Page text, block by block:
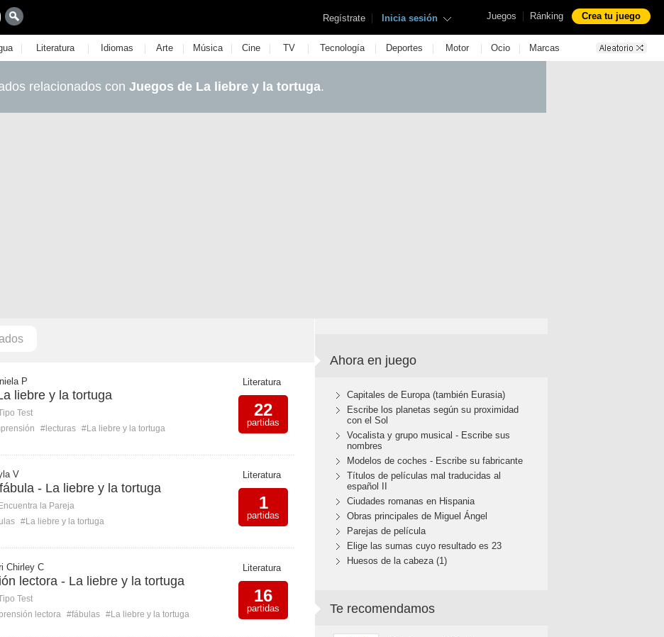
Juegos | Ránking Crea tu juego
Regístrate | Inicia sesión
| Literatura | Idiomas | Arte | Música | Cine | TV | Tecnología | Deportes | Motor | Ocio | Marcas
relacionados con Juegos de La liebre y la tortuga.
P
liebre y la tortuga
Test
#lecturas #La liebre y la tortuga
Literatura
22
partidas
V
- La liebre y la tortuga
Encuentra la Pareja
#La liebre y la tortuga
Literatura
1
partidas
Chirley C
lectora - La liebre y la tortuga
Test
lectora #fábulas #La liebre y la tortuga
Literatura
16
partidas
Ahora en juego
Capitales de Europa (también Eurasia)
Escribe los planetas según su proximidad
con el Sol
Vocalista y grupo musical - Escribe sus
nombres
Modelos de coches - Escribe su fabricante
Títulos de películas mal traducidas al
español II
Ciudades romanas en Hispania
Obras principales de Miguel Ángel
Parejas de película
Elige las sumas cuyo resultado es 23
Huesos de la cabeza (1)
Te recomendamos